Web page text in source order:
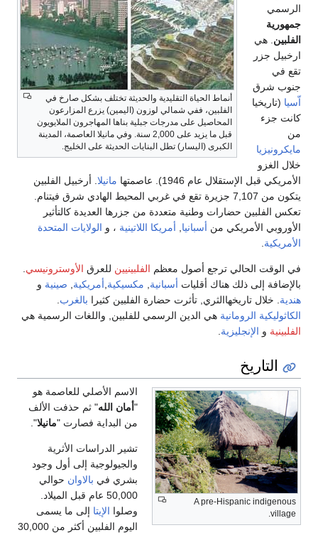
أنماط الحياة التقليدية والحديثة تختلف بشكل صارخ في
الفلبين، ففي شمالي لوزون (اليمين) يزرع المزارعون
المحاصيل على مدرجات جبلية بناها المهاجرون الملايويون
قبل ما يزيد على 2,000 سنة. وفي مانيلا العاصمة، المدينة
الكبرى (اليسار) تطل البنايات الحديثة على الخليج.
الرسمي
جمهورية
الفلبين. هي
ارخبيل جزر
تقع في
جنوب شرق
اّسيا (تاريخيا
كانت جزء
من
مايكرونيزيا
خلال الغزو
الأمريكي قبل الإستقلال عام 1946). عاصمتها
مانيلا. أرخبيل الفلبين
يتكون من 7,107 جزيرة تقع في غربي المحيط الهادي شرق فيتنام.
تعكس الفلبين حضارات وطنية متعددة من جزرها العديدة كالتأثير
الأوروبي الأمريكي من أسبانيا, أمريكا اللاتينية ، و الولايات المتحدة
الأمريكية.
في الوقت الحالي ترجع أصول معظم الفلبينيين للعرق الأوسترونيسي.
بالإضافة إلى ذلك هناك أقليات أسبانية, مكسيكية,أمريكية, صينية و
هندية. خلال تاريخهاالثري, تأثرت حضارة الفلبين كثيرا بالغرب.
الكاثوليكية الرومانية هي الدين الرسمي للفلبين, واللغات الرسمية هي
الفلبينية و الإنجليزية.
التاريخ
A pre-Hispanic indigenous
village.
الاسم الأصلي للعاصمة هو
"أمان الله" ثم حذفت الألف
من البداية فصارت "مانيلا".
تشير الدراسات الأثرية
والجيولوجية إلى أول وجود
بشري في بالاوان حوالي
50,000 عام قبل الميلاد.
وصلوا الإيتا إلى ما يسمى
اليوم الفلبين أكثر من 30,000